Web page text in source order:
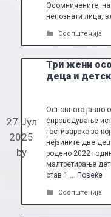
Осомничените, на
непознати лица,
Categories
Соопштенија
Три жени
деца и
27 Јул
2025
by
Основното јавно
спроведување
гостиварско за
нејзините две
родено 2022
малтретирање
став 1 … Повеќе
Categories
Соопштенија